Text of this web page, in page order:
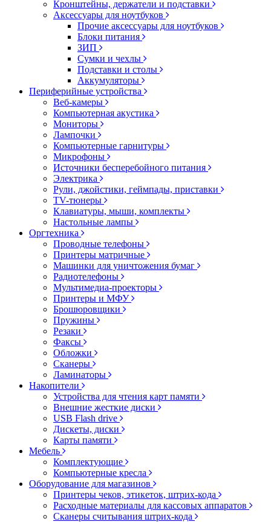
Кронштейны, держатели и подставки
Аксессуары для ноутбуков
Прочие аксессуары для ноутбуков
Блоки питания
ЗИП
Сумки и чехлы
Подставки и столы
Аккумуляторы
Периферийные устройства
Веб-камеры
Компьютерная акустика
Мониторы
Лампочки
Компьютерные гарнитуры
Микрофоны
Источники бесперебойного питания
Электрика
Рули, джойстики, геймпады, приставки
TV-тюнеры
Клавиатуры, мыши, комплекты
Настольные лампы
Оргтехника
Проводные телефоны
Принтеры матричные
Машинки для уничтожения бумаг
Радиотелефоны
Мультимедиа-проекторы
Принтеры и МФУ
Брошюровщики
Пружины
Резаки
Факсы
Обложки
Сканеры
Ламинаторы
Накопители
Устройства для чтения карт памяти
Внешние жесткие диски
USB Flash drive
Дискеты, диски
Карты памяти
Мебель
Комплектующие
Компьютерные кресла
Оборудование для магазинов
Принтеры чеков, этикеток, штрих-кода
Расходные материалы для кассовых аппаратов
Сканеры считывания штрих-кода